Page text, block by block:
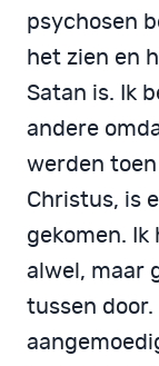
psychosen
het zien en
Satan is. Ik
andere
werden toen
Christus, is
gekomen. Ik
alwel, maar
tussen